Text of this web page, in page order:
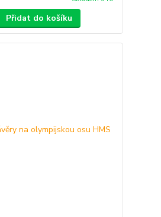
Přidat do košíku